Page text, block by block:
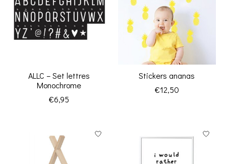
ALLC – Set lettres
Monochrome
€6,95
Stickers ananas
€12,50